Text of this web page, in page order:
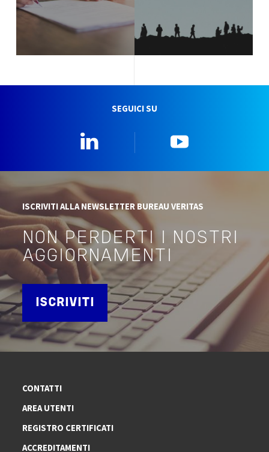
SEGUICI SU
ISCRIVITI ALLA NEWSLETTER BUREAU VERITAS
NON PERDERTI I NOSTRI
AGGIORNAMENTI
ISCRIVITI
CONTATTI
AREA UTENTI
REGISTRO CERTIFICATI
ACCREDITAMENTI